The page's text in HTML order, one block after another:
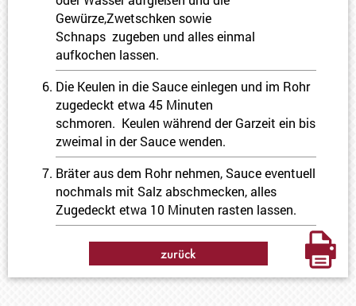
Gewürze,Zwetschken sowie
Schnaps zugeben und alles einmal
aufkochen lassen.
Die Keulen in die Sauce einlegen und im Rohr
zugedeckt etwa 45 Minuten
schmoren. Keulen während der Garzeit ein bis
zweimal in der Sauce wenden.
Bräter aus dem Rohr nehmen, Sauce eventuell
nochmals mit Salz abschmecken, alles
Zugedeckt etwa 10 Minuten rasten lassen.
zurück